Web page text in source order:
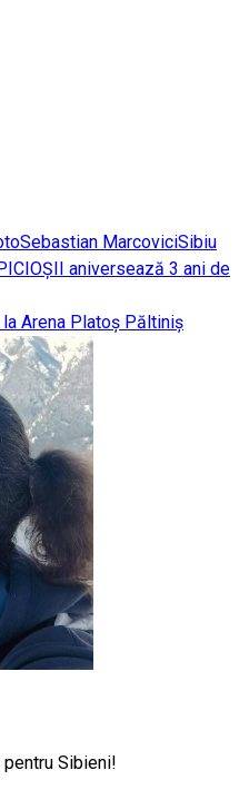
Sebastian MarcoviciSibiu
aniversează 3 ani de
Arena Platoș Păltiniș
Sibieni!